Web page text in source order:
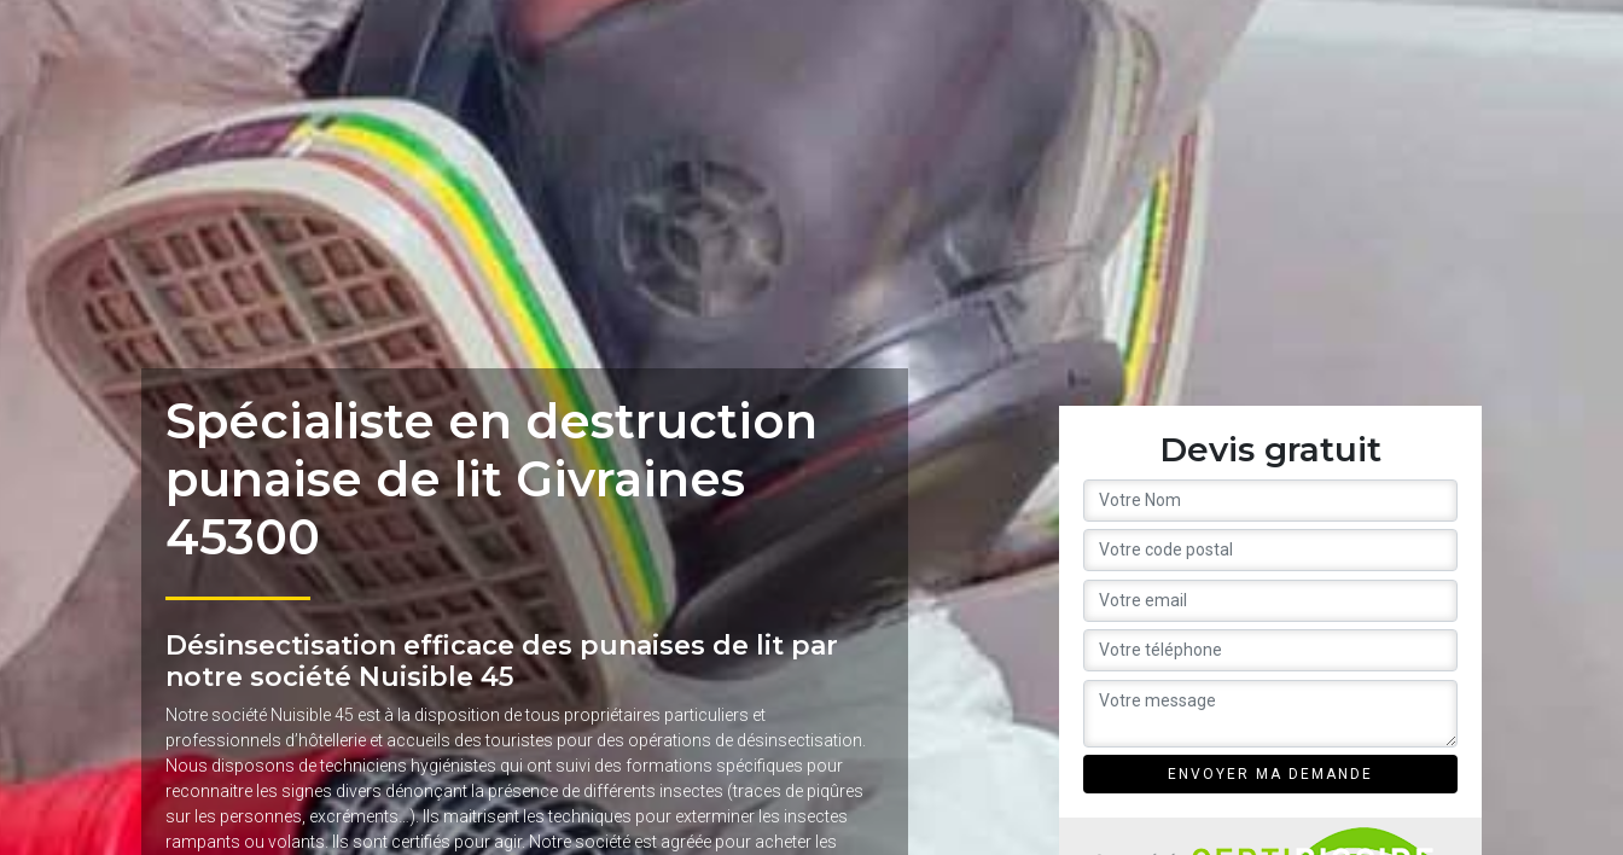
Spécialiste en destruction
punaise de lit Givraines
45300
Désinsectisation efficace des punaises de lit par
notre société Nuisible 45
Notre société Nuisible 45 est à la disposition de tous propriétaires particuliers et
professionnels d’hôtellerie et accueils des touristes pour des opérations de désinsectisation.
Nous disposons de techniciens hygiénistes qui ont suivi des formations spécifiques pour
reconnaitre les signes divers dénonçant la présence de différents insectes (traces de piqûres
sur les personnes, excréments…). Ils maitrisent les techniques pour exterminer les insectes
rampants ou volants. Ils sont certifiés pour agir. Notre société est agréée pour acheter les
Devis gratuit